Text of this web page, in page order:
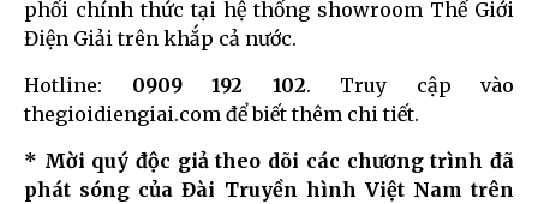
phối chính thức tại hệ thống showroom Thế Giới
Điện Giải trên khắp cả nước.
Hotline: 0909 192 102. Truy cập vào
thegioidiengiai.com để biết thêm chi tiết.
* Mời quý độc giả theo dõi các chương trình đã
phát sóng của Đài Truyền hình Việt Nam trên